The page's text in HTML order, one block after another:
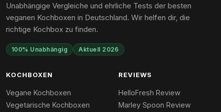
Unabhängige Vergleiche und ehrliche Tests der besten
veganen Kochboxen in Deutschland. Wir helfen dir, die
richtige Kochbox zu finden.
100% Unabhängig Aktuell 2026
KOCHBOXEN
Vegane Kochboxen
Vegetarische Kochboxen
REVIEWS
HelloFresh Review
Marley Spoon Review